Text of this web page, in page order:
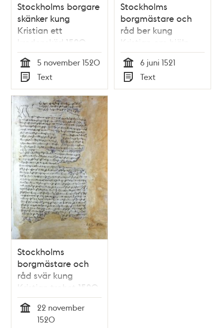
Stockholms borgare
skänker kung
Kristian ett
kredenskärl 1520
Tid
5 november 1520
Typ
Text
Stockholms
borgmästare och
råd ber kung
Kristian om hjälp
1521
Tid
6 juni 1521
Typ
Text
Stockholms
borgmästare och
råd svär kung
Kristian trohet 1520
22 november
1520